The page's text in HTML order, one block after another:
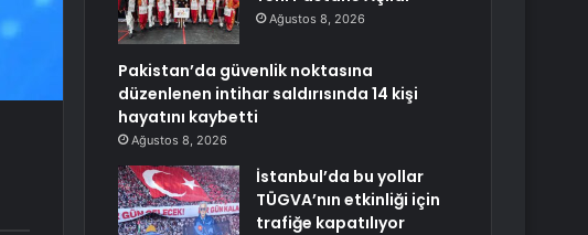
Ağustos 8, 2026
Pakistan’da güvenlik noktasına
düzenlenen intihar saldırısında 14 kişi
hayatını kaybetti
Ağustos 8, 2026
İstanbul’da bu yollar
TÜGVA’nın etkinliği için
trafiğe kapatılıyor